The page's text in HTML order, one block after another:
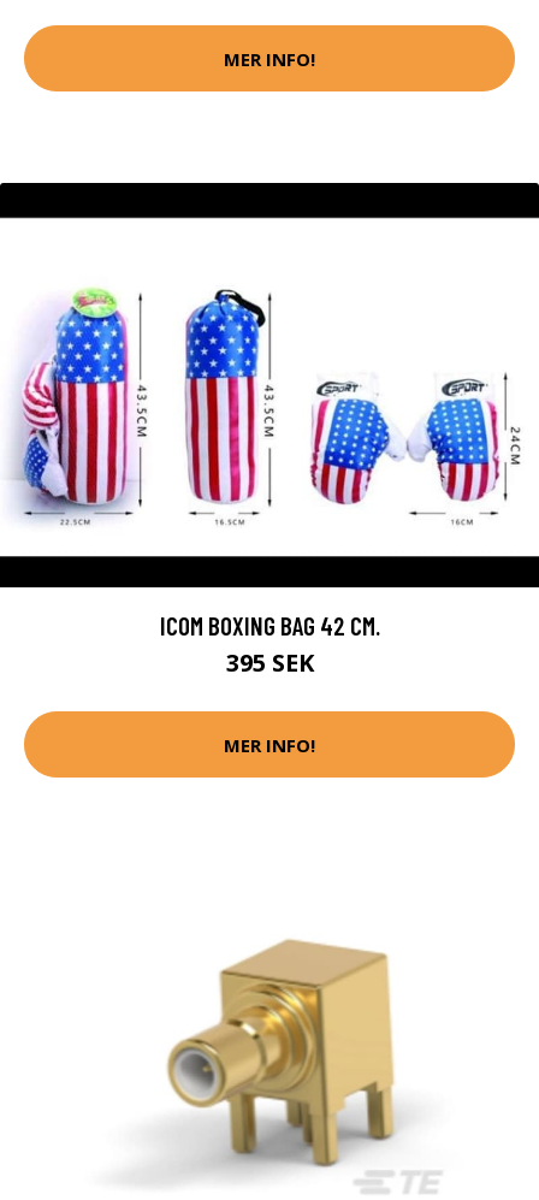
MER INFO!
ICOM BOXING BAG 42 CM.
395 SEK
MER INFO!